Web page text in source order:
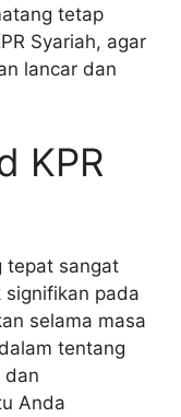
tetap
Syariah, agar
lancar dan
KPR
tepat sangat
signifikan pada
selama masa
tentang
dan
Anda